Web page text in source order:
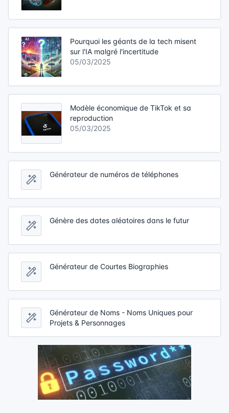
Pourquoi les géants de la tech misent
sur l'IA malgré l'incertitude
05/03/2025
Modèle économique de TikTok et sa
reproduction
05/03/2025
Générateur de numéros de téléphones
Génère des dates aléatoires dans le futur
Générateur de Courtes Biographies
Générateur de Noms - Noms Uniques pour
Projets & Personnages